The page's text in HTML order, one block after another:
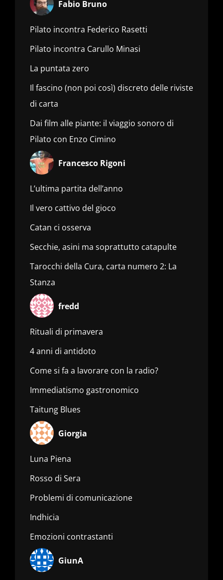
Fabio Bruno
Pilato incontra Federico Rasetti
Pilato incontra Carullo Minasi
La puntata zero
Il fascino (non poi così) discreto delle riviste
di carta
Dai film alle piante: il viaggio sonoro di
Pilato con Enzo Cimino
Francesco Rigoni
L’ultima partita dell’anno
Il vero cattivo del gioco
Catan ci osserva
Secchie, asini ma soprattutto catapulte
Tarocchi della Cura, carta numero 2: La
Stanza
fredd
Rituali di primavera
4 anni di antidoto
Come si fa a lavorare con la radio?
Immediatismo gastronomico
Taitung Blues
Giorgia
Luna Piena
Rosso di Sera
Problemi di comunicazione
Indhicia
Emozioni contrastanti
GiunA